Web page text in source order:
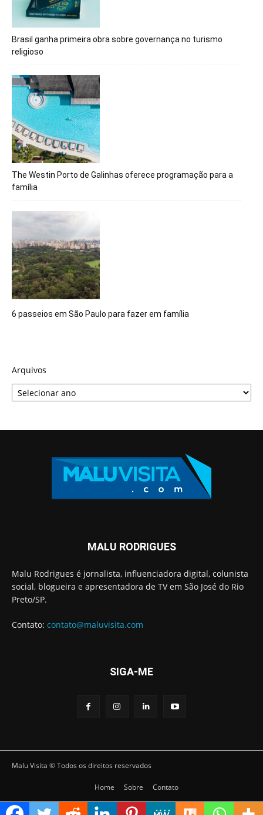
Brasil ganha primeira obra sobre governança no turismo
religioso
The Westin Porto de Galinhas oferece programação para a
família
6 passeios em São Paulo para fazer em família
Arquivos
MALU RODRIGUES
Malu Rodrigues é jornalista, influenciadora digital, colunista
social, blogueira e apresentadora de TV em São José do Rio
Preto/SP.
Contato: contato@maluvisita.com
SIGA-ME
Malu Visita © Todos os direitos reservados
Home Sobre Contato